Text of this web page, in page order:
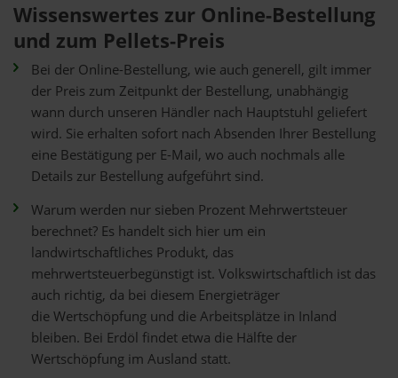
Wissenswertes zur Online-Bestellung
und zum Pellets-Preis
Bei der Online-Bestellung, wie auch generell, gilt immer
der Preis zum Zeitpunkt der Bestellung, unabhängig
wann durch unseren Händler nach Hauptstuhl geliefert
wird. Sie erhalten sofort nach Absenden Ihrer Bestellung
eine Bestätigung per E-Mail, wo auch nochmals alle
Details zur Bestellung aufgeführt sind.
Warum werden nur sieben Prozent Mehrwertsteuer
berechnet? Es handelt sich hier um ein
landwirtschaftliches Produkt, das
mehrwertsteuerbegünstigt ist. Volkswirtschaftlich ist das
auch richtig, da bei diesem Energieträger
die Wertschöpfung und die Arbeitsplätze in Inland
bleiben. Bei Erdöl findet etwa die Hälfte der
Wertschöpfung im Ausland statt.